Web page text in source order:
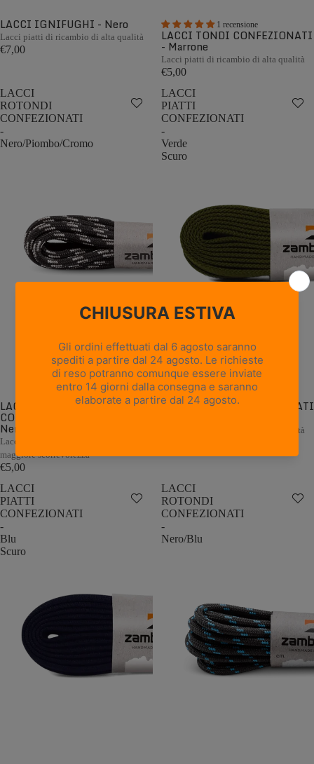
LACCI IGNIFUGHI - Nero
Lacci piatti di ricambio di alta qualità
€7,00
1 recensione
LACCI TONDI CONFEZIONATI
- Marrone
Lacci piatti di ricambio di alta qualità
€5,00
LACCI
ROTONDI
CONFEZIONATI
-
Nero/Piombo/Cromo
LACCI ROTONDI
CONFEZIONATI -
Nero/Piombo/Cromo
Lacci rotondi di qualità per una
maggiore scorrevolezza
€5,00
LACCI
PIATTI
CONFEZIONATI
-
Verde
Scuro
LACCI PIATTI CONFEZIONATI
Lacci piatti di ricambio di alta qualità
LACCI
PIATTI
CONFEZIONATI
-
Blu
Scuro
LACCI
ROTONDI
CONFEZIONATI
-
Nero/Blu